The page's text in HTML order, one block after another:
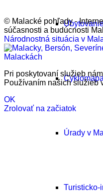
Úrady v
Turisticko-
© Malacké pohľady -
súčasnosti a budúcnosti
Národnostná situácia v
Malackách
Pri poskytovaní služieb
Používaním našich služieb
OK
Zrolovať na začiatok